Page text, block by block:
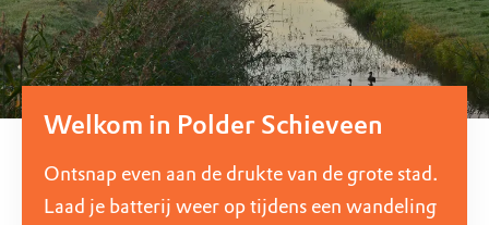
Welkom in Polder Schieveen
Ontsnap even aan de drukte van de grote stad.
Laad je batterij weer op tijdens een wandeling